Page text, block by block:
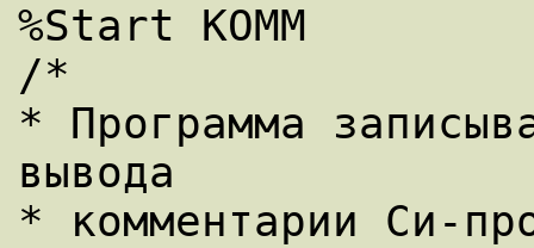
%Start КОММ
/*
* Программа
вывода
* комментарии Си-